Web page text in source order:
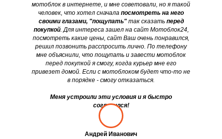
мотоблок в интернете, и мне советовали, но я такой
человек, что хотел сначала посмотреть на него
своими глазами, "пощупать"так сказать перед
покупкой. Для интереса зашел на сайт Мотоблок24,
посмотреть какие цены, сайт Ваш очень понравился,
решил позвонить расспросить лично. По телефону
мне объяснили, что пощупать и завести мотоблок
перед покупкой я смогу, когда курьер мне его
привезет домой. Если с мотоблоком будет что-то не
в порядке - смогу отказаться.
Меня устроили эти условия и я быстро
согласился!
Андрей Иванович